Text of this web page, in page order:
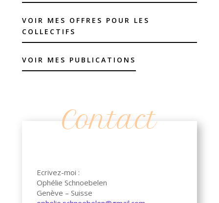
VOIR MES OFFRES POUR LES
COLLECTIFS
VOIR MES PUBLICATIONS
Contact
Ecrivez-moi :
Ophélie Schnoebelen
Genève – Suisse